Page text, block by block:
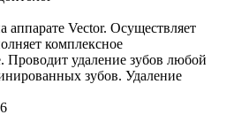
аппарате Vector. Осуществляет
комплексное
Проводит удаление зубов любой
зубов. Удаление